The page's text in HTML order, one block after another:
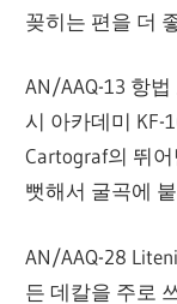
꽂히는 편을 더
AN/AAQ-13 항
시 아카데미 KF-
Cartograf의 뛰
뻣해서 굴곡에
AN/AAQ-28
든 데칼을 주로